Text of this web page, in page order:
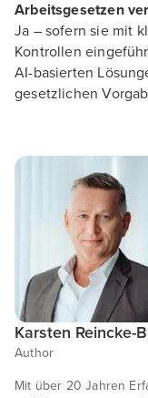
Arbeitsgesetzen
Ja – sofern sie mit
Kontrollen
AI-basierten
gesetzlichen
Karsten Reincke-
Author
Mit über 20 Jahren